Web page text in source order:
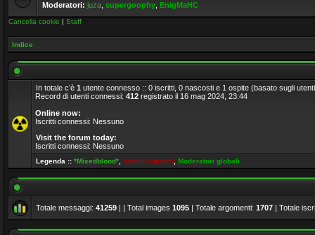
Moderatori: juza supergoophy EnigMaHC
Cancella cookie | Staff
Indice
In totale c’è 1 utente connesso :: 0 iscritti, 0 nascosti e 1 ospite (basato sugli
Record di utenti connessi: 412 registrato il 16 mag 2024, 23:44
Online now:
Iscritti connessi: Nessuno
Visit the forum today:
Iscritti connessi: Nessuno
Legenda :: *Mixedblood* Amministratori Moderatori globali
Totale messaggi: 41259 | | Total images 1095 | Totale argomenti: 1707 | Totale